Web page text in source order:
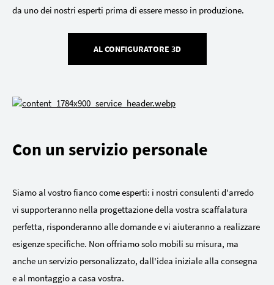
da uno dei nostri esperti prima di essere messo in produzione.
AL CONFIGURATORE 3D
Con un servizio personale
Siamo al vostro fianco come esperti: i nostri consulenti d'arredo
vi supporteranno nella progettazione della vostra scaffalatura
perfetta, risponderanno alle domande e vi aiuteranno a realizzare
esigenze specifiche. Non offriamo solo mobili su misura, ma
anche un servizio personalizzato, dall'idea iniziale alla consegna
e al montaggio a casa vostra.